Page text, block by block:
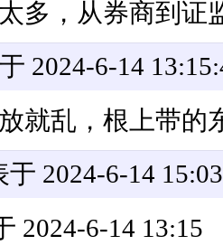
多，从券商到
2024-6-14
就乱，根上带的
2024-6-14
2024-6-14 13:15